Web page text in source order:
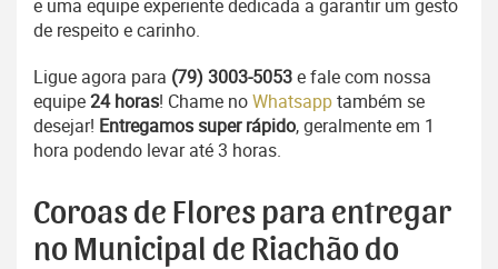
e uma equipe experiente dedicada a garantir um gesto
de respeito e carinho.
Ligue agora para (79) 3003-5053e fale com nossa
equipe24 horas! Chame noWhatsapptambém se
desejar! Entregamos super rápido, geralmente em 1
hora podendo levar até 3 horas.
Coroas de Flores para entregar
no Municipal de Riachão do